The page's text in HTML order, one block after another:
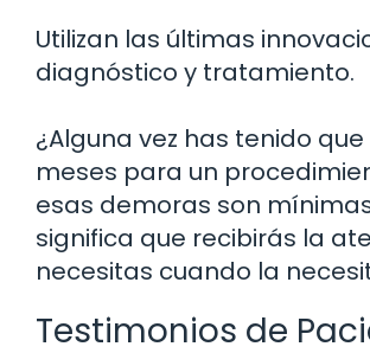
Utilizan las últimas
diagnóstico y tratamiento.
¿Alguna vez has tenido
meses para un
esas demoras son
significa que recibirás la
necesitas cuando la
Testimonios de